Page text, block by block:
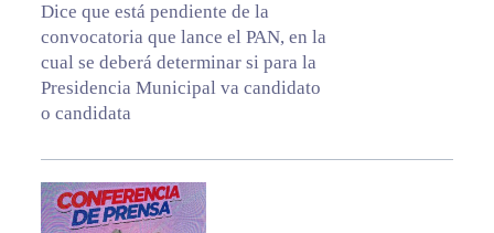
Dice que está pendiente de la
convocatoria que lance el PAN, en la
cual se deberá determinar si para la
Presidencia Municipal va candidato
o candidata